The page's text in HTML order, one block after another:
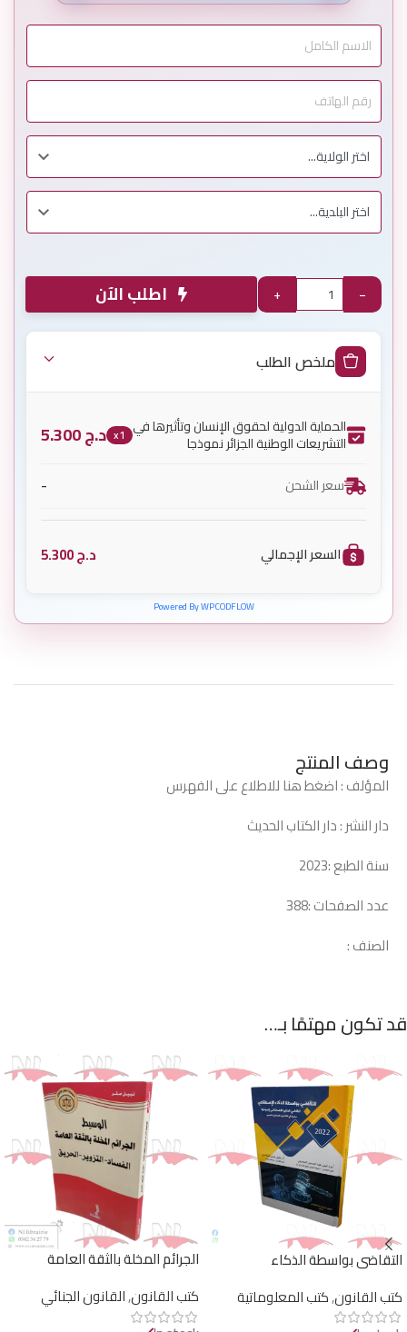
−
+ اطلب الآن
ملخص الطلب
الحماية الدولية لحقوق الإنسان وتأثيرها في
التشريعات الوطنية الجزائر نموذجا x1 د.ج
سعر الشحن -
السعر الإجمالي د.ج
Powered By WPCODFLOW
وصف المنتج
المؤلف : اضغط هنا للاطلاع على الفهرس
دار النشر : دار الكتاب الحديث
سنة الطبع :2023
عدد الصفحات :388
الصنف :
قد تكون مهتمًا بـ…
التقاضي بواسطة الذكاء
الإصطناعي إنموذجا
كتب القانون,كتب المعلوماتية
الجرائم المخلة بالثقة العامة
كتب القانون,القانون الجنائي